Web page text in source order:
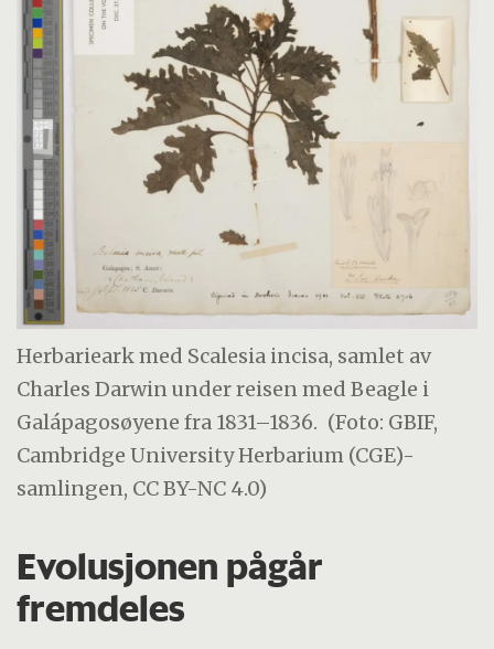
Herbarieark med Scalesia incisa, samlet av
Charles Darwin under reisen med Beagle i
Galápagosøyene fra 1831–1836. (Foto: GBIF,
Cambridge University Herbarium (CGE)-
samlingen, CC BY-NC 4.0)
Evolusjonen pågår
fremdeles